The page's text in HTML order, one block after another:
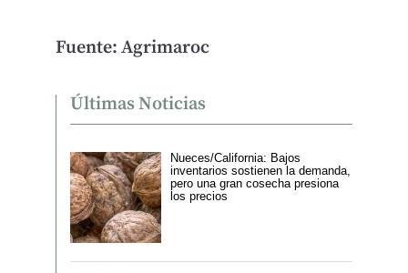
Fuente: Agrimaroc
Últimas Noticias
Nueces/California: Bajos
inventarios sostienen la demanda,
pero una gran cosecha presiona
los precios